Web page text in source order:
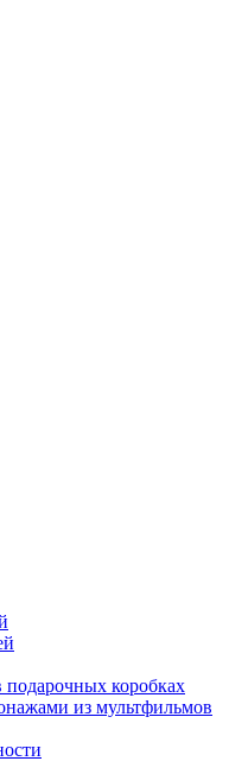
коробках
из мультфильмов